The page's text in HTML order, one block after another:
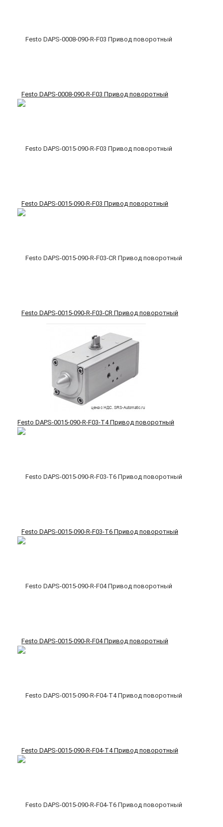
Festo DAPS-0008-090-R-F03 Привод поворотный
Festo DAPS-0015-090-R-F03 Привод поворотный
Festo DAPS-0015-090-R-F03-CR Привод поворотный
Festo DAPS-0015-090-R-F03-T4 Привод поворотный
Festo DAPS-0015-090-R-F03-T6 Привод поворотный
Festo DAPS-0015-090-R-F04 Привод поворотный
Festo DAPS-0015-090-R-F04-T4 Привод поворотный